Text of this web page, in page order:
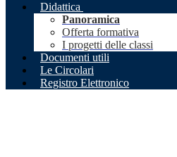
Didattica
Panoramica
Offerta formativa
I progetti delle classi
Documenti utili
Le Circolari
Registro Elettronico